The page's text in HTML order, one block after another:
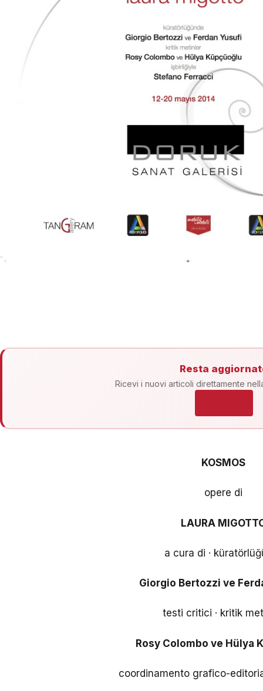
Resta
Ricevi i nuovi articoli direttamente
KOSMOS
opere di
LAURA
a cura di ·
Giorgio Bertozzi ve
testi critici · kritik
Rosy Colombo ve Hülya
coordinamento grafico-